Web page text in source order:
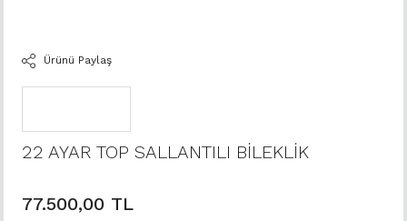
Ürünü Paylaş
22 AYAR TOP SALLANTILI BİLEKLİK
77.500,00 TL